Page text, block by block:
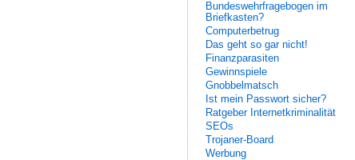
Bundeswehrfragebogen im
Briefkasten?
Computerbetrug
Das geht so gar nicht!
Finanzparasiten
Gewinnspiele
Gnobbelmatsch
Ist mein Passwort sicher?
Ratgeber Internetkriminalität
SEOs
Trojaner-Board
Werbung